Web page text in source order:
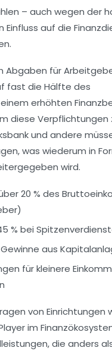
– auch wegen der
auf die
Abgaben für
fast die Hälfte des
erhöhten
diese Verpflichtungen
und andere
was wiederum in
wird.
20 % des
% bei
aus
für kleinere
von Einrichtungen
im
die anders